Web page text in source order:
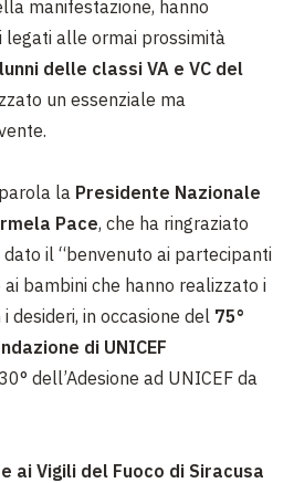
manifestazione, hanno
alle ormai prossimità
delle classi VA e VC del
un essenziale ma
la Presidente Nazionale
Pace, che ha ringraziato
dato il “benvenuto ai partecipanti
bambini che hanno realizzato i
in occasione del 75°
di UNICEF
dell’Adesione ad UNICEF da
ai Vigili del Fuoco di Siracusa